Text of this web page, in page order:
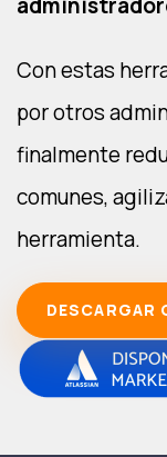
Con estas
por otros
finalmente
comunes,
herramienta.
DESCARGAR